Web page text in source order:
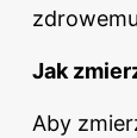
Jak
Aby